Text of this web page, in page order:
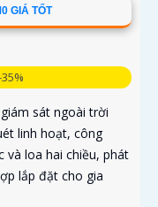
GIÁ TỐT
sát ngoài trời
linh hoạt, công
và loa hai chiều, phát
lắp đặt cho gia